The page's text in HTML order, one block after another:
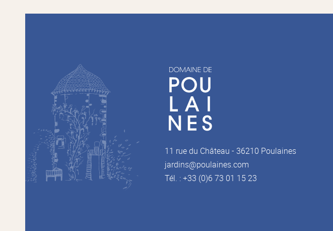
11 rue du Château - 36210 Poulaines
jardins@poulaines.com
Tél. : +33 (0)6 73 01 15 23